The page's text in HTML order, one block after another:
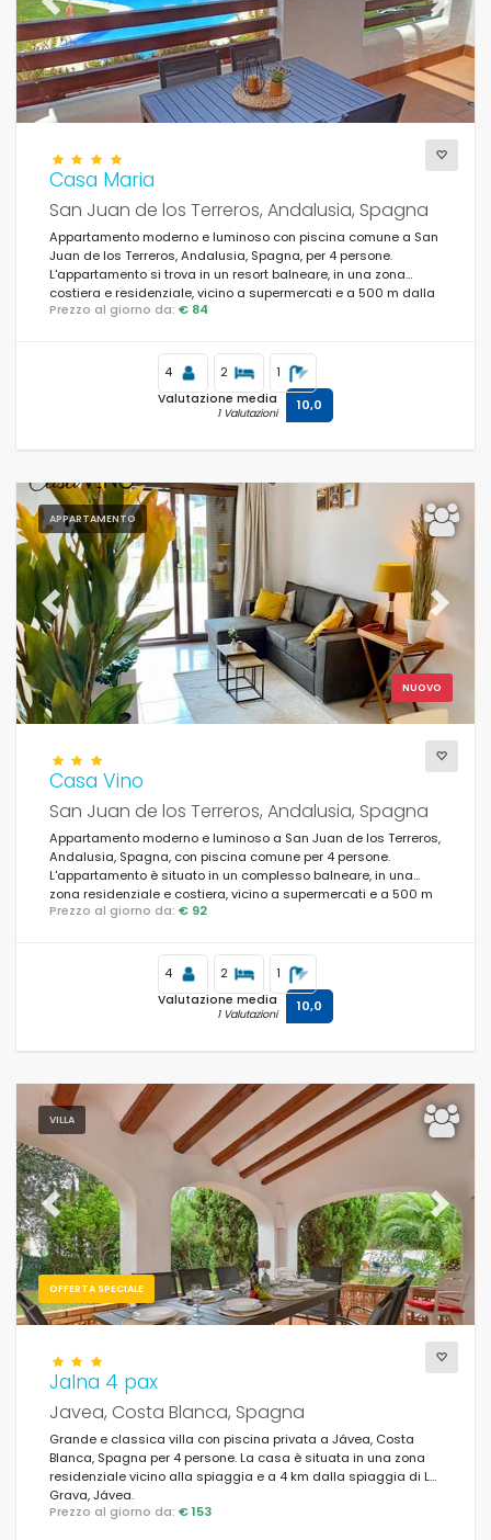
La selezione(625)
Servizi popolari
Aperto agli animali (252)
Jacuzzi (52)
Piscina privata (456)
Piscina riscaldata (26)
Sauna (5)
Condizioni
Opzionale
(456)
Jacuzzi (52)
Sauna
Aria condizionata
Wi-Fi (506)
Aperto agli animali (252)
Internet
Satellite Antenna / Cable(tv)
Riscaldamento centrale
Dishwasher (556)
Lavatrice (616)
Previous Next
Casa Maria
San Juan de los Terreros, Andalusia, Spagna
Appartamento moderno e luminoso con piscina comune a San
Juan de los Terreros, Andalusia, Spagna, per 4 persone.
L'appartamento si trova in un resort balneare, in una zona
costiera e residenziale, vicino a supermercati e a 500 m dalla
spiaggia.
Prezzo al giorno da: € 84
4 2 1
Valutazione media
1 Valutazioni 10,0
APPARTAMENTO
NUOVO
Previous Next
Casa Vino
San Juan de los Terreros, Andalusia, Spagna
Appartamento moderno e luminoso a San Juan de los Terreros,
Andalusia, Spagna, con piscina comune per 4 persone.
L'appartamento è situato in un complesso balneare, in una
zona residenziale e costiera, vicino a supermercati e a 500 m
dalla spiaggia.
Prezzo al giorno da: € 92
4 2 1
Valutazione media
1 Valutazioni 10,0
VILLA
OFFERTA SPECIALE
Previous Next
Jalna 4 pax
Javea, Costa Blanca, Spagna
Grande e classica villa con piscina privata a Jávea, Costa
Blanca, Spagna per 4 persone. La casa è situata in una zona
residenziale vicino alla spiaggia e a 4 km dalla spiaggia di La
Grava, Jávea.
Prezzo al giorno da: € 153